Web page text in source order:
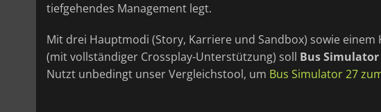
tiefgehendes Management legt.
Mit drei Hauptmodi (Story, Karriere und Sandbox) sowie
(mit vollständiger Crossplay-Unterstützung) soll Bus Simulator
Nutzt unbedingt unser Vergleichstool, um Bus Simulator 27